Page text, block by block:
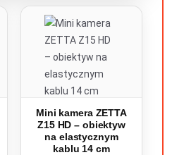
Mini kamera ZETTA
Z15 HD – obiektyw
na elastycznym
kablu 14 cm